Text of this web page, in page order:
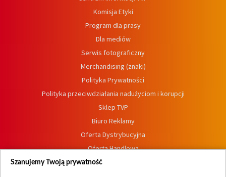
Komisja Etyki
Program dla prasy
Dla mediów
Serwis fotograficzny
Merchandising (znaki)
Polityka Prywatności
Polityka przeciwdziałania nadużyciom i korupcji
Sklep TVP
Biuro Reklamy
Oferta Dystrybucyjna
Oferta Handlowa
Dostępność
Szanujemy Twoją prywatność